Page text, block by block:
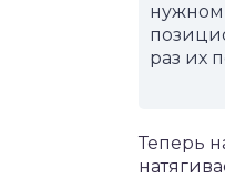
нужном
раз их
Теперь